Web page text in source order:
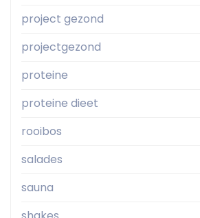
project gezond
projectgezond
proteine
proteine dieet
rooibos
salades
sauna